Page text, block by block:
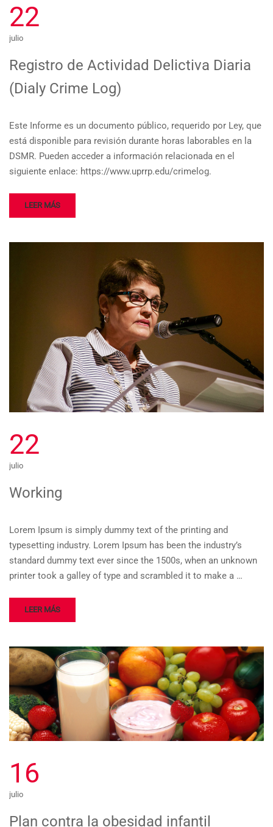
22
julio
Registro de Actividad Delictiva Diaria
(Dialy Crime Log)
Este Informe es un documento público, requerido por Ley, que
está disponible para revisión durante horas laborables en la
DSMR. Pueden acceder a información relacionada en el
siguiente enlace: https://www.uprrp.edu/crimelog.
LEER MÁS
22
julio
Working
Lorem Ipsum is simply dummy text of the printing and
typesetting industry. Lorem Ipsum has been the industry’s
standard dummy text ever since the 1500s, when an unknown
printer took a galley of type and scrambled it to make a …
LEER MÁS
16
julio
Plan contra la obesidad infantil